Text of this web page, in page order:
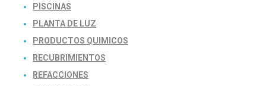
PISCINAS
PLANTA DE LUZ
PRODUCTOS QUIMICOS
RECUBRIMIENTOS
REFACCIONES